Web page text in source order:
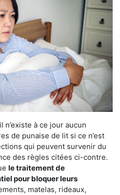
n’existe à ce jour aucun
de punaise de lit si ce n’est
qui peuvent survenir du
des règles citées ci-contre.
le traitement de
pour bloquer leurs
matelas, rideaux,